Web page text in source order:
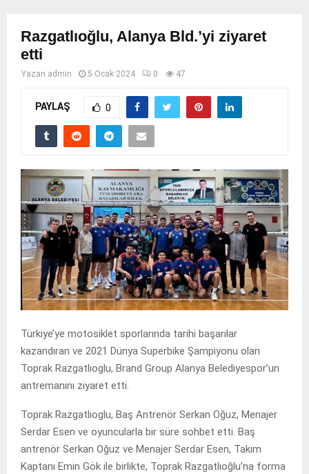
Razgatlıoğlu, Alanya Bld.’yi ziyaret
etti
Yazan admin 5 Ocak 2024 0 47
PAYLAŞ 0
Türkiye’ye motosiklet sporlarında tarihi başarılar
kazandıran ve 2021 Dünya Superbike Şampiyonu olan
Toprak Razgatlıoglu, Brand Group Alanya Belediyespor’un
antremanını ziyaret etti.
Toprak Razgatlıoglu, Baş Antrenör Serkan Oğuz, Menajer
Serdar Esen ve oyuncularla bir süre sohbet etti. Baş
antrenör Serkan Oğuz ve Menajer Serdar Esen, Takım
Kaptanı Emin Gök ile birlikte, Toprak Razgatlıoğlu’na forma